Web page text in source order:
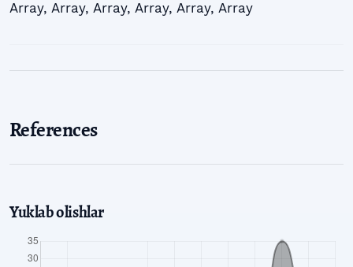
Array, Array, Array, Array, Array, Array
References
Yuklab olishlar